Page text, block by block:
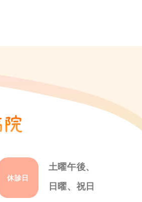
休診日
土曜午後、
日曜、祝日